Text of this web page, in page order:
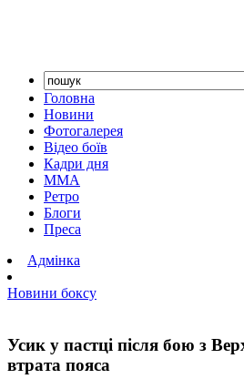
Головна
Новини
Фотогалерея
Відео боїв
Кадри дня
ММА
Ретро
Блоги
Преса
Адмінка
Новини боксу
Усик у пастці після бою з
втрата пояса